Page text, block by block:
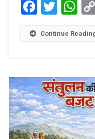
Facebook
Continue